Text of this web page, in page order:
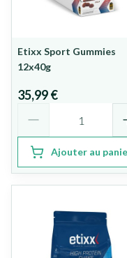
Etixx Sport Gummies
12x40g
35,99 €
Ajouter au